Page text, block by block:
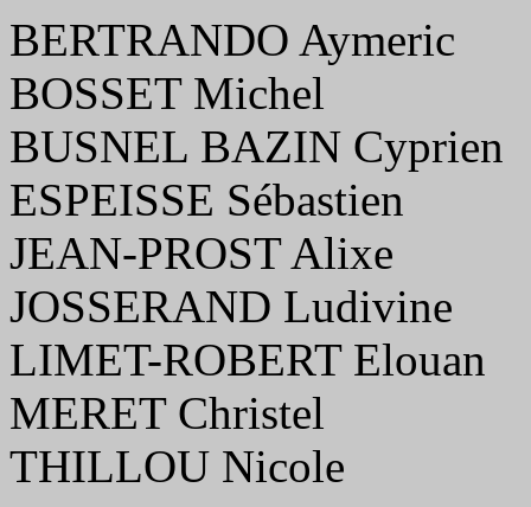
BERTRANDO Aymeric
BOSSET Michel
BUSNEL BAZIN Cyprien
ESPEISSE Sébastien
JEAN-PROST Alixe
JOSSERAND Ludivine
LIMET-ROBERT Elouan
MERET Christel
THILLOU Nicole